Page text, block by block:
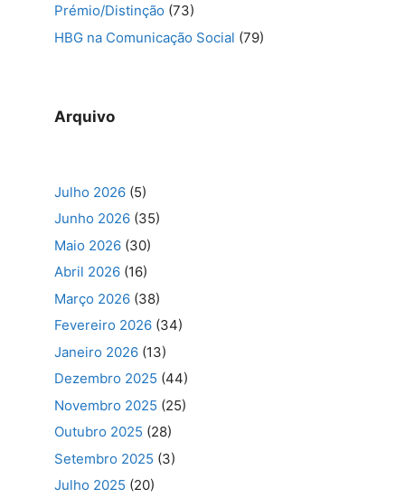
Prémio/Distinção (73)
HBG na Comunicação Social (79)
Arquivo
Julho 2026 (5)
Junho 2026 (35)
Maio 2026 (30)
Abril 2026 (16)
Março 2026 (38)
Fevereiro 2026 (34)
Janeiro 2026 (13)
Dezembro 2025 (44)
Novembro 2025 (25)
Outubro 2025 (28)
Setembro 2025 (3)
Julho 2025 (20)